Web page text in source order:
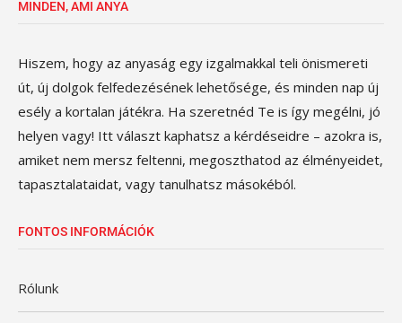
MINDEN, AMI ANYA
Hiszem, hogy az anyaság egy izgalmakkal teli önismereti
út, új dolgok felfedezésének lehetősége, és minden nap új
esély a kortalan játékra. Ha szeretnéd Te is így megélni, jó
helyen vagy! Itt választ kaphatsz a kérdéseidre – azokra is,
amiket nem mersz feltenni, megoszthatod az élményeidet,
tapasztalataidat, vagy tanulhatsz másokéból.
FONTOS INFORMÁCIÓK
Rólunk